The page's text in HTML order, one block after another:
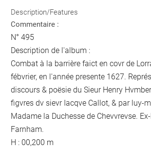
Description/Features
Commentaire :
N° 495
Description de l'album :
Combat à la barrière faict en covr de
fébvrier, en l'année presente 1627.
discours & poësie du Sieur Henry
figvres dv sievr Iacqve Callot, & par luy-
Madame la Duchesse de Chevvrevse.
Farnham.
H : 00,200 m